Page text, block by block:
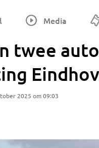
Media
twee
2025 om 09:03